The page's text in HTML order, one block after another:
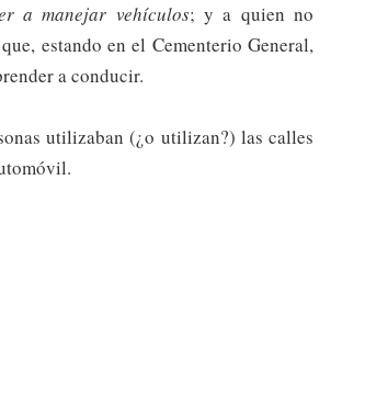
a manejar vehículos; y a quien no
estando en el Cementerio General,
a conducir.
utilizaban (¿o utilizan?) las calles